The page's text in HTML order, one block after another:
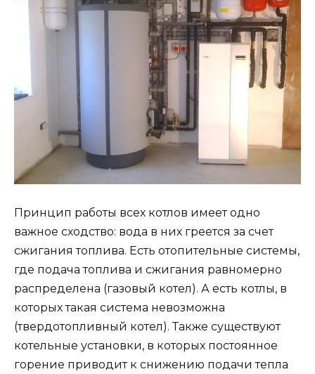
Принцип работы всех котлов имеет одно
важное сходство: вода в них греется за счет
сжигания топлива. Есть отопительные системы,
где подача топлива и сжигания равномерно
распределена (газовый котел). А есть котлы, в
которых такая система невозможна
(твердотопливный котел). Также существуют
котельные установки, в которых постоянное
горение приводит к снижению подачи тепла